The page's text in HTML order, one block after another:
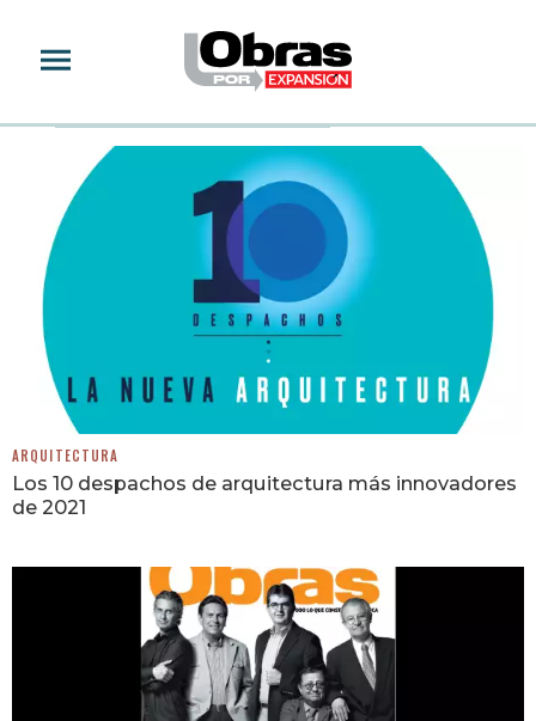
ARQUITECTURA
Los 10 despachos de arquitectura más innovadores
de 2021